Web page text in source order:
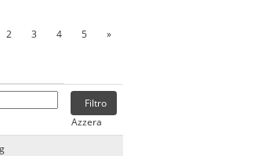
2 3 4 5 »
Azzera